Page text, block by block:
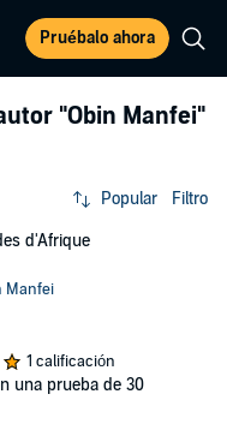
Pruébalo ahora
"Obin Manfei"
Popular Filtro
d'Afrique
Manfei
1 calificación
una prueba de 30